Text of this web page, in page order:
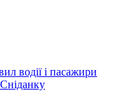
водії і пасажири